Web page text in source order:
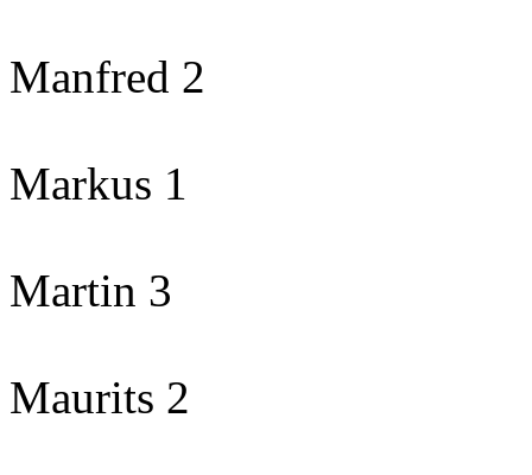
Manfred 2
Markus 1
Martin 3
Maurits 2